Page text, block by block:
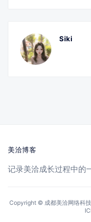
Siki
美洽博客
记录美洽成长过程中的
Copyright © 成都美洽网络科